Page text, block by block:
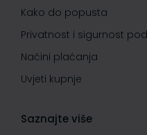
Kako do popusta
Privatnost i sigurnost
Načini plaćanja
Uvjeti kupnje
Saznajte više